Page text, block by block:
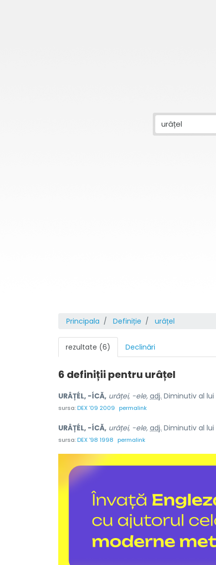
Principala Definiție urâțel
rezultate (6) Declinări
6 definiții pentru urâțel
URÂȚÉL, -ÍCĂ, urâței, -ele, adj. Diminutiv al lui
sursa:DEX '09 2009 permalink
URÂȚÉL, -ÍCĂ, urâței, -ele, adj. Diminutiv al lui
sursa:DEX '98 1998 permalink